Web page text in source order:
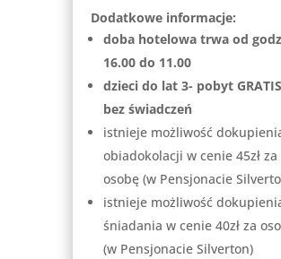
Dodatkowe informacje:
doba hotelowa trwa od
16.00 do 11.00
dzieci do lat 3- pobyt
bez świadczeń
istnieje możliwość
obiadokolacji w cenie 45zł za
osobę (w Pensjonacie
istnieje możliwość
śniadania w cenie 40zł za
(w Pensjonacie Silverton)